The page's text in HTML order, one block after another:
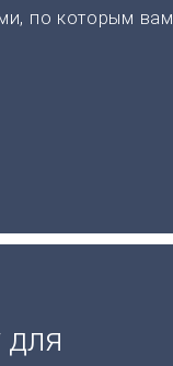
по которым вам
для